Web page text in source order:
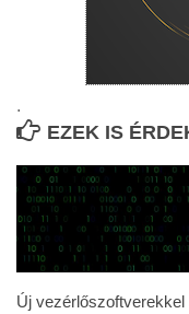
.
EZEK IS
Új vezérlőszoftverekkel